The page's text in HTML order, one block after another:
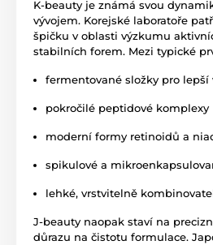
K-beauty je známá svou
vývojem. Korejské laboratoře
špičku v oblasti výzkumu
stabilních forem. Mezi typické
fermentované složky pro lepší
pokročilé peptidové komplexy
moderní formy retinoidů a
spikulové a
lehké, vrstvitelně
J-beauty naopak staví na
důrazu na čistotu formulace.